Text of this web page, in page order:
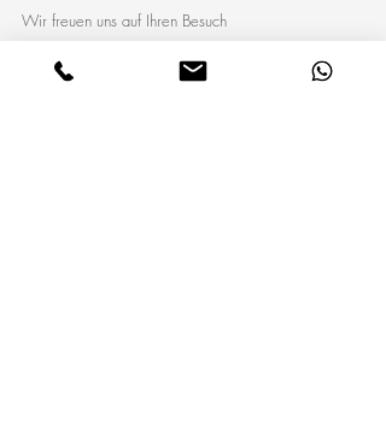
Wir freuen uns auf Ihren Besuch
Atelier Christiane Klieeisen